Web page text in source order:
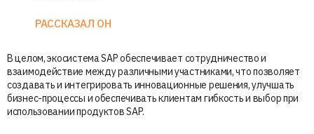
РАССКАЗАЛ ОН
В целом, экосистема SAP обеспечивает сотрудничество и
взаимодействие между различными участниками, что позволяет
создавать и интегрировать инновационные решения, улучшать
бизнес-процессы и обеспечивать клиентам гибкость и выбор при
использовании продуктов SAP.